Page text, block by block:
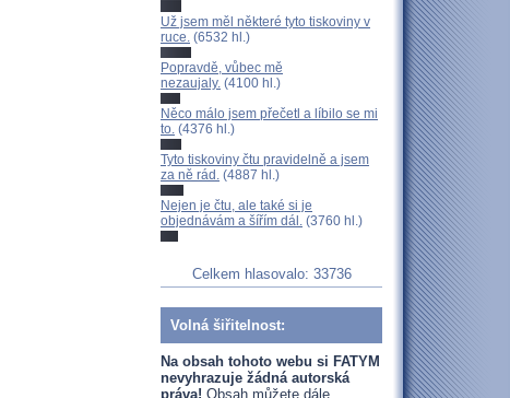
Už jsem měl některé tyto tiskoviny v
ruce. (6532 hl.)
Popravdě, vůbec mě
nezaujaly. (4100 hl.)
Něco málo jsem přečetl a líbilo se mi
to. (4376 hl.)
Tyto tiskoviny čtu pravidelně a jsem
za ně rád. (4887 hl.)
Nejen je čtu, ale také si je
objednávám a šířím dál. (3760 hl.)
Celkem hlasovalo: 33736
Volná šiřitelnost:
Na obsah tohoto webu si FATYM
nevyhrazuje žádná autorská
práva! Obsah můžete dále